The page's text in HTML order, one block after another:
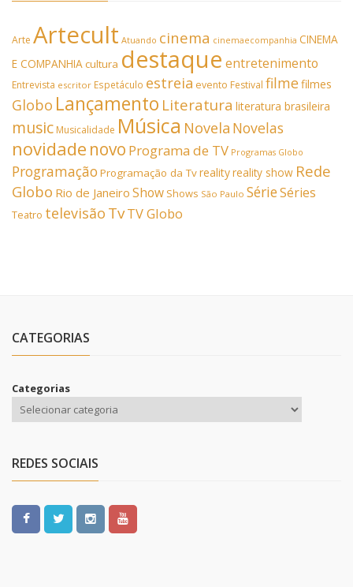
Arte Artecult Atuando cinema cinemaecompanhia CINEMA
E COMPANHIAcultura destaque entretenimento
Entrevista escritor Espetáculo estreia evento Festival filmefilmes
Globo Lançamento Literatura literatura brasileira
music Musicalidade Música Novela Novelas
novidade novo Programa de TV Programas Globo
Programação Programação da Tvrealityreality show Rede
Globo Rio de Janeiro Show Shows São Paulo SérieSéries
Teatro televisão TvTV Globo
CATEGORIAS
Categorias
REDES SOCIAIS